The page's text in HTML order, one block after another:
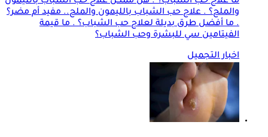
والملح؟ . علاج حب الشباب بالليمون والملح.. مفيد أم مضر؟
. ما أفضل طرق بديلة لعلاج حب الشباب؟ . ما قيمة
الفيتامين سي للبشرة وحب الشباب؟
اخبار التجميل